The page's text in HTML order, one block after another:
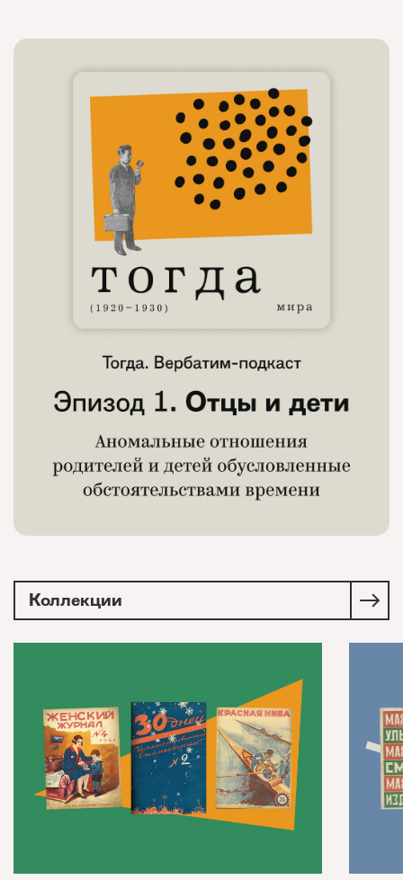
Коллекции